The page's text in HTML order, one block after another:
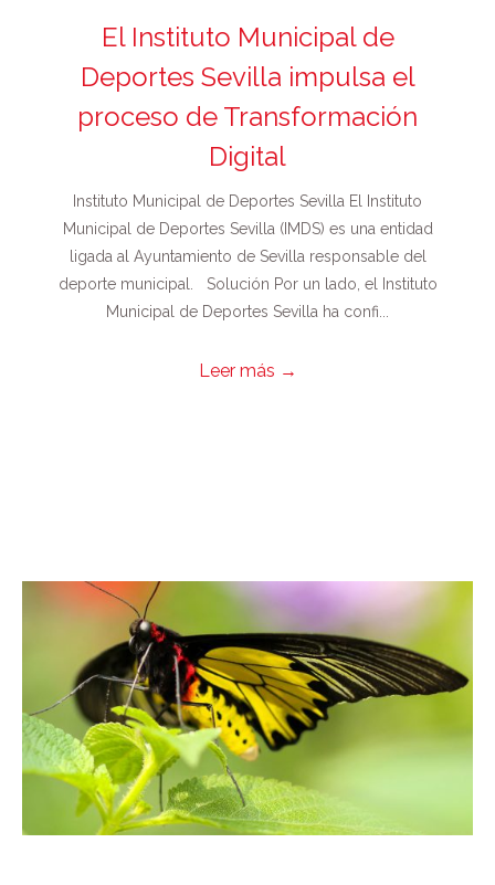
El Instituto Municipal de
Deportes Sevilla impulsa el
proceso de Transformación
Digital
Instituto Municipal de Deportes Sevilla El Instituto
Municipal de Deportes Sevilla (IMDS) es una entidad
ligada al Ayuntamiento de Sevilla responsable del
deporte municipal. Solución Por un lado, el Instituto
Municipal de Deportes Sevilla ha confi...
Leer más →